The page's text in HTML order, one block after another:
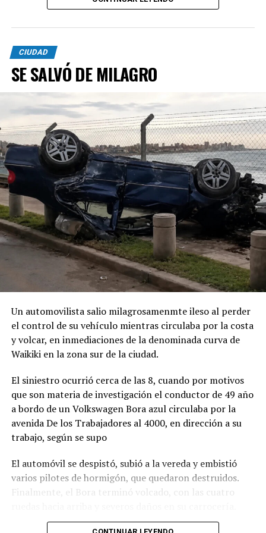
CIUDAD
SE SALVÓ DE MILAGRO
Un automovilista salio milagrosamenmte ileso al perder
el control de su vehículo mientras circulaba por la costa
y volcar, en inmediaciones de la denominada curva de
Waikiki en la zona sur de la ciudad.
El siniestro ocurrió cerca de las 8, cuando por motivos
que son materia de investigación el conductor de 49 año
a bordo de un Volkswagen Bora azul circulaba por la
avenida De los Trabajadores al 4000, en dirección a su
trabajo, según se supo
El automóvil se despistó, subió a la vereda y embistió
varios pilotes de hormigón, que quedaron destruidos.
Finalmente, el Bora terminó volcado, con las cuatro